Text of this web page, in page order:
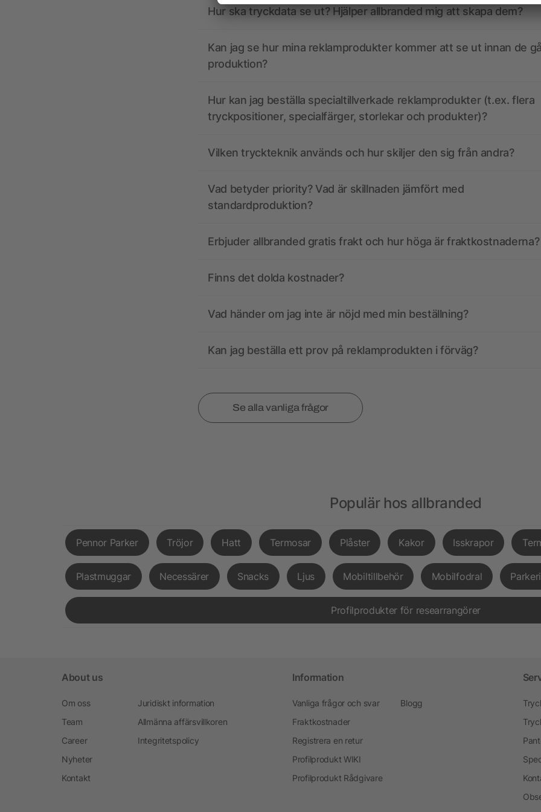
Hur ska tryckdata se ut? Hjälper allbranded mig att skapa dem?
Kan jag se hur mina reklamprodukter kommer att se ut innan de
produktion?
Hur kan jag beställa specialtillverkade reklamprodukter (t.ex. flera
tryckpositioner, specialfärger, storlekar och produkter)?
Vilken tryckteknik används och hur skiljer den sig från andra?
Vad betyder priority? Vad är skillnaden jämfört med
standardproduktion?
Erbjuder allbranded gratis frakt och hur höga är fraktkostnaderna?
Finns det dolda kostnader?
Vad händer om jag inte är nöjd med min beställning?
Kan jag beställa ett prov på reklamprodukten i förväg?
Se alla vanliga frågor
Populär hos allbranded
Pennor Parker Tröjor Hatt Termosar Plåster Kakor Isskrapor
Plastmuggar Necessärer Snacks Ljus Mobiltillbehör Mobilfodral
Profilprodukter för researrangörer
About us
Om oss
Team
Career
Nyheter
Kontakt
Juridiskt information
Allmänna affärsvillkoren
Integritetspolicy
Information
Vanliga frågor och svar
Fraktkostnader
Registrera en retur
Profilprodukt WIKI
Profilprodukt Rådgivare
Blogg